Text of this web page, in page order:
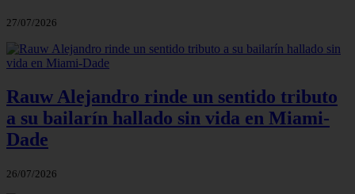
27/07/2026
Rauw Alejandro rinde un sentido tributo
a su bailarín hallado sin vida en Miami-
Dade
26/07/2026